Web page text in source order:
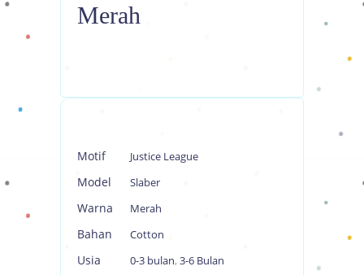
Merah
Motif Justice League
Model Slaber
Warna Merah
Bahan Cotton
Usia 0-3 bulan, 3-6 Bulan